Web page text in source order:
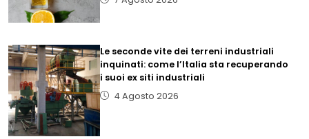
Le seconde vite dei terreni industriali
inquinati: come l’Italia sta recuperando
i suoi ex siti industriali
4 Agosto 2026